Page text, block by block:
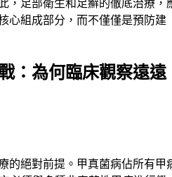
，足部衛生和足癬的徹底治療，
心組成部分，而不僅僅是預防建
：為何臨床觀察遠遠
的絕對前提。甲真菌病佔所有甲